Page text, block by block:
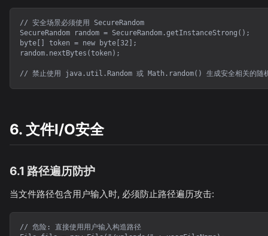
// 安全场景必须使用 SecureRandom
SecureRandom random = SecureRandom.getInstanceStrong();
byte[] token = new byte[32];
random.nextBytes(token);
// 禁止使用 java.util.Random 或 Math.random() 生成安全相关的随
6. 文件I/O安全
6.1 路径遍历防护
当文件路径包含用户输入时, 必须防止路径遍历攻击:
// 危险: 直接使用用户输入构造路径